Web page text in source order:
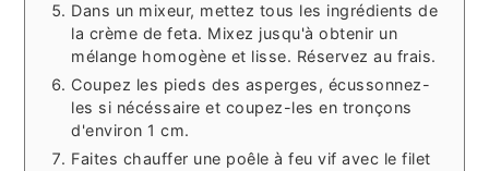
Dans un mixeur, mettez tous les ingrédients de
la crème de feta. Mixez jusqu'à obtenir un
mélange homogène et lisse. Réservez au frais.
Coupez les pieds des asperges, écussonnez-
les si nécéssaire et coupez-les en tronçons
d'environ 1 cm.
Faites chauffer une poêle à feu vif avec le filet